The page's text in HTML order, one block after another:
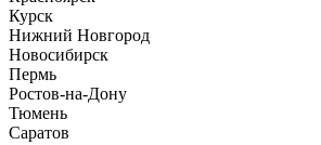
Курск
Нижний Новгород
Новосибирск
Пермь
Ростов-на-Дону
Тюмень
Саратов